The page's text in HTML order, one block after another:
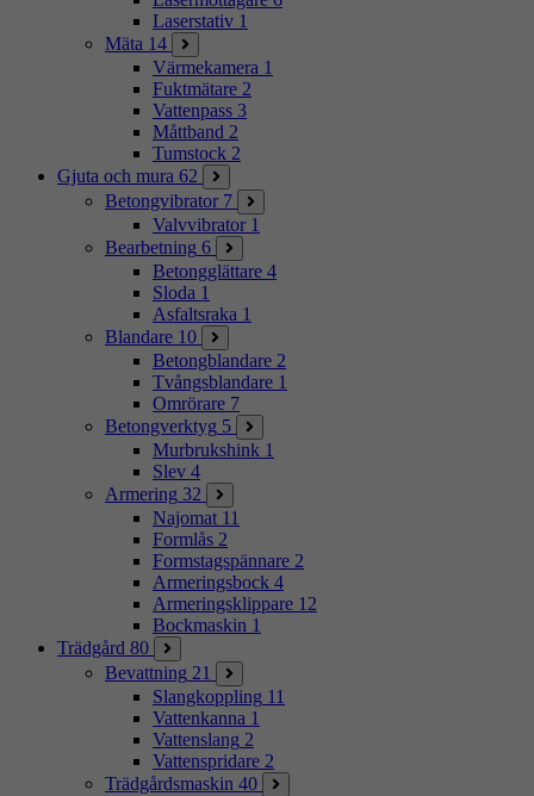
Laserstativ 1
Mäta 14
Värmekamera 1
Fuktmätare 2
Vattenpass 3
Måttband 2
Tumstock 2
Gjuta och mura 62
Betongvibrator 7
Valvvibrator 1
Bearbetning 6
Betongglättare 4
Sloda 1
Asfaltsraka 1
Blandare 10
Betongblandare 2
Tvångsblandare 1
Omrörare 7
Betongverktyg 5
Murbrukshink 1
Slev 4
Armering 32
Najomat 11
Formlås 2
Formstagspännare 2
Armeringsbock 4
Armeringsklippare 12
Bockmaskin 1
Trädgård 80
Bevattning 21
Slangkoppling 11
Vattenkanna 1
Vattenslang 2
Vattenspridare 2
Trädgårdsmaskin 40